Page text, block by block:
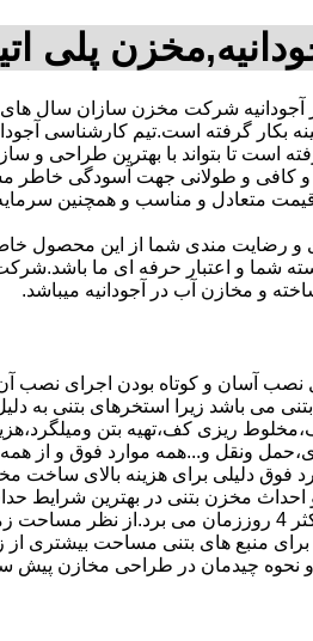
پلی
شرکت مخزن سازان سال
زمینه بکار گرفته است.تیم
است تا بتواند با بهترین طراحی
و طولانی جهت آسودگی خاطر
و رضایت مندی شما از این محصول
شما و اعتبار حرفه ای ما
و مخازن آب در آجودانیه میباشد.
نصب آسان و کوتاه بودن اجرای نصب
می باشد زیرا استخرهای بتنی به
ریزی کف،تهیه بتن
ونقل و...همه موارد فوق و از
فوق دلیلی برای هزینه بالای ساخت
دارد درصورتیکه اجرای کامل مخزن پیش ساخته حداکثر 4
منبع های بتنی مساحت بیشتری از
نحوه چیدمان در طراحی مخازن پیش